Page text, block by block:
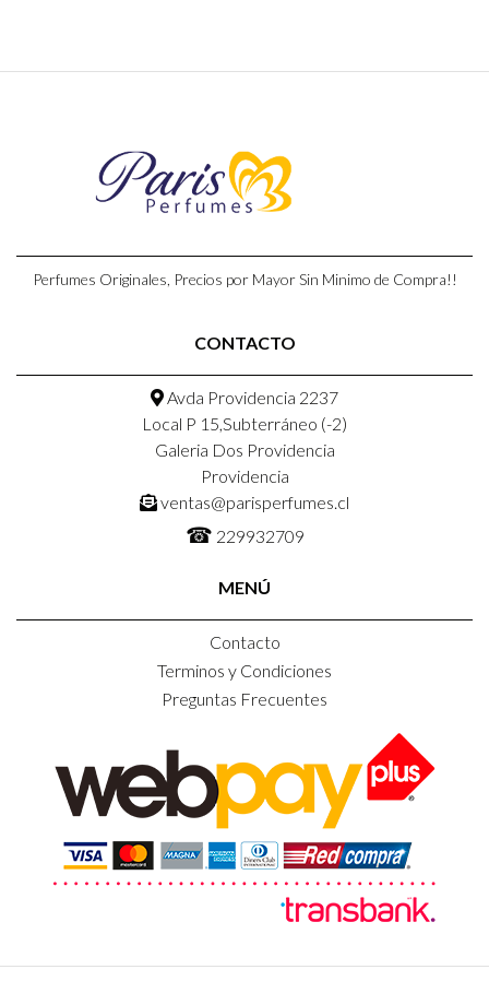
Perfumes Originales, Precios por Mayor Sin Minimo de Compra!!
CONTACTO
Avda Providencia 2237
Local P 15,Subterráneo (-2)
Galeria Dos Providencia
Providencia
ventas@parisperfumes.cl
☎ 229932709
MENÚ
Contacto
Terminos y Condiciones
Preguntas Frecuentes